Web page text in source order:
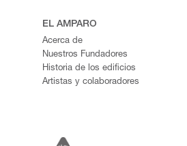
EL AMPARO
Acerca de
Nuestros Fundadores
Historia de los edificios
Artistas y colaboradores